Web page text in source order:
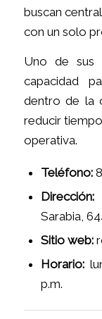
buscan
con un solo
Uno de sus
capacidad
dentro de la
reducir
operativa.
Teléfono:
Dirección:
Sarabia,
Sitio web:
Horario:
p.m.